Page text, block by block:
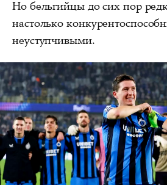
Но бельгийцы до сих пор
настолько
неуступчивыми.